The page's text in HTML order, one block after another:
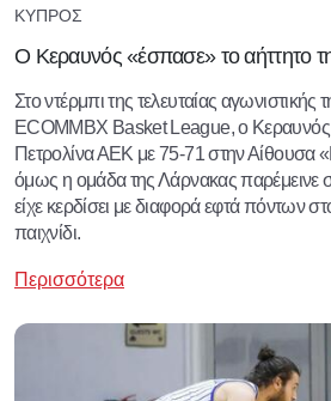
ΚΎΠΡΟΣ
Ο Κεραυνός «έσπασε» το αήττητο
Στο ντέρμπι της τελευταίας αγωνιστικής
ECOMMBX Basket League, ο Κεραυνός
Πετρολίνα ΑΕΚ με 75-71 στην Αίθουσα
όμως η ομάδα της Λάρνακας παρέμεινε
είχε κερδίσει με διαφορά εφτά πόντων
παιχνίδι.
Περισσότερα